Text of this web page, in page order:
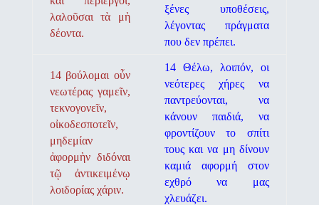
λαλοῦσαι τὰ μὴ
δέοντα.
ξένες υποθέσεις,
λέγοντας πράγματα
που δεν πρέπει.
14 βούλομαι οὖν
νεωτέρας γαμεῖν,
τεκνογονεῖν,
οἰκοδεσποτεῖν,
μηδεμίαν
ἀφορμὴν διδόναι
τῷ ἀντικειμένῳ
λοιδορίας χάριν.
14 Θέλω, λοιπόν, οι
νεότερες χήρες να
παντρεύονται, να
κάνουν παιδιά, να
φροντίζουν το σπίτι
τους και να μη δίνουν
καμιά αφορμή στον
εχθρό να μας
χλευάζει.